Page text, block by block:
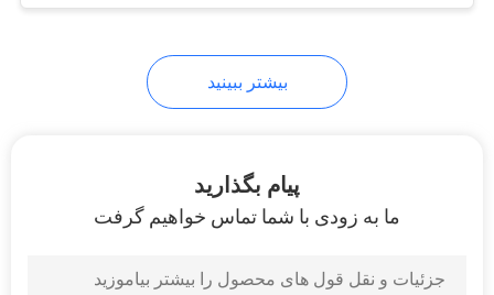
بیشتر ببینید
پیام بگذارید
ما به زودی با شما تماس خواهیم گرفت